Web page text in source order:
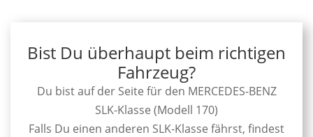
Bist Du überhaupt beim richtigen
Fahrzeug?
Du bist auf der Seite für den MERCEDES-BENZ
SLK-Klasse (Modell 170)
Falls Du einen anderen SLK-Klasse fährst, findest